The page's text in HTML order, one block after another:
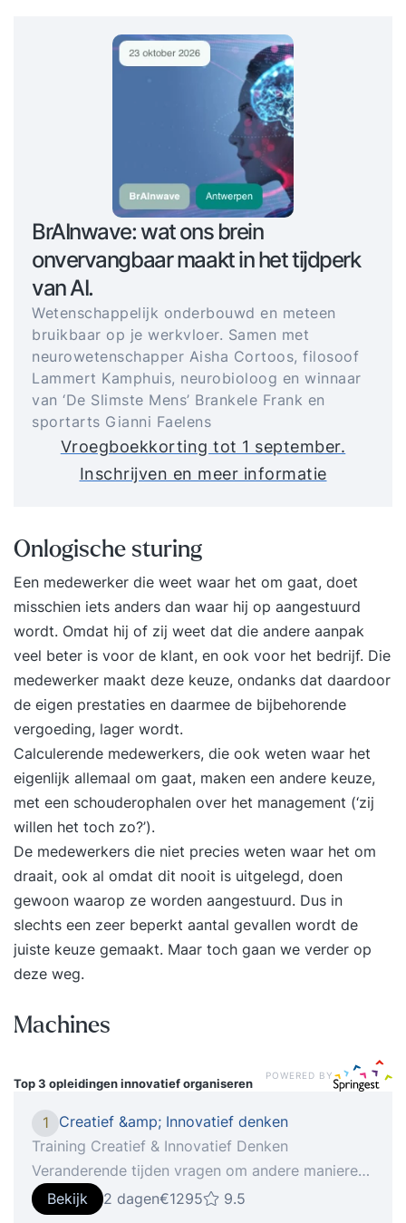
BrAInwave: wat ons brein
onvervangbaar maakt in het tijdperk
van AI.
Wetenschappelijk onderbouwd en meteen
bruikbaar op je werkvloer. Samen met
neurowetenschapper Aisha Cortoos, filosoof
Lammert Kamphuis, neurobioloog en winnaar
van ‘De Slimste Mens’ Brankele Frank en
sportarts Gianni Faelens
Vroegboekkorting tot 1 september.
Inschrijven en meer informatie
Onlogische sturing
Een medewerker die weet waar het om gaat, doet
misschien iets anders dan waar hij op aangestuurd
wordt. Omdat hij of zij weet dat die andere aanpak
veel beter is voor de klant, en ook voor het bedrijf. Die
medewerker maakt deze keuze, ondanks dat daardoor
de eigen prestaties en daarmee de bijbehorende
vergoeding, lager wordt.
Calculerende medewerkers, die ook weten waar het
eigenlijk allemaal om gaat, maken een andere keuze,
met een schouderophalen over het management (‘zij
willen het toch zo?’).
De medewerkers die niet precies weten waar het om
draait, ook al omdat dit nooit is uitgelegd, doen
gewoon waarop ze worden aangestuurd. Dus in
slechts een zeer beperkt aantal gevallen wordt de
juiste keuze gemaakt. Maar toch gaan we verder op
deze weg.
Machines
Top 3 opleidingeninnovatief organiseren
POWERED BY
1
Creatief &amp; Innovatief denken
Training Creatief & Innovatief Denken
Veranderende tijden vragen om andere manieren
van denken.Creativiteit en innovatie zijn de
sleutelwoorden om je staande te kunnen houden
Bekijk 2 dagen€1295 9.5